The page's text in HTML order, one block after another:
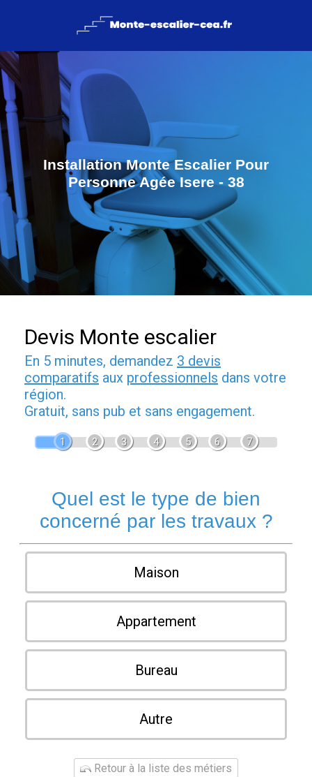
Installation Monte Escalier Pour
Personne Agée Isere - 38
Devis Monte escalier
En 5 minutes, demandez 3 devis
comparatifs aux professionnels dans votre
région.
Gratuit, sans pub et sans engagement.
1 2 3 4 5 6 7
Quel est le type de bien
concerné par les travaux ?
Maison
Appartement
Bureau
Autre
Retour à la liste des métiers